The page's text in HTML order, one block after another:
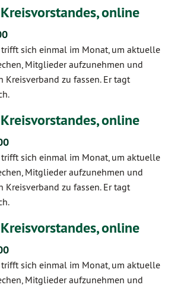
online
trifft sich einmal im Monat, um aktuelle
Mitglieder aufzunehmen und
Kreisverband zu fassen. Er tagt
online
trifft sich einmal im Monat, um aktuelle
Mitglieder aufzunehmen und
Kreisverband zu fassen. Er tagt
online
trifft sich einmal im Monat, um aktuelle
Mitglieder aufzunehmen und